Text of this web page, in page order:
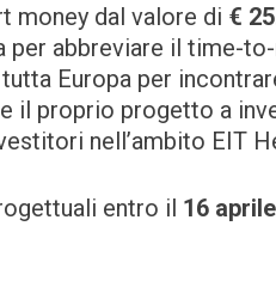
money dal valore di €
per abbreviare il time-
Europa per
il proprio progetto a
nell’ambito EIT
entro il 16